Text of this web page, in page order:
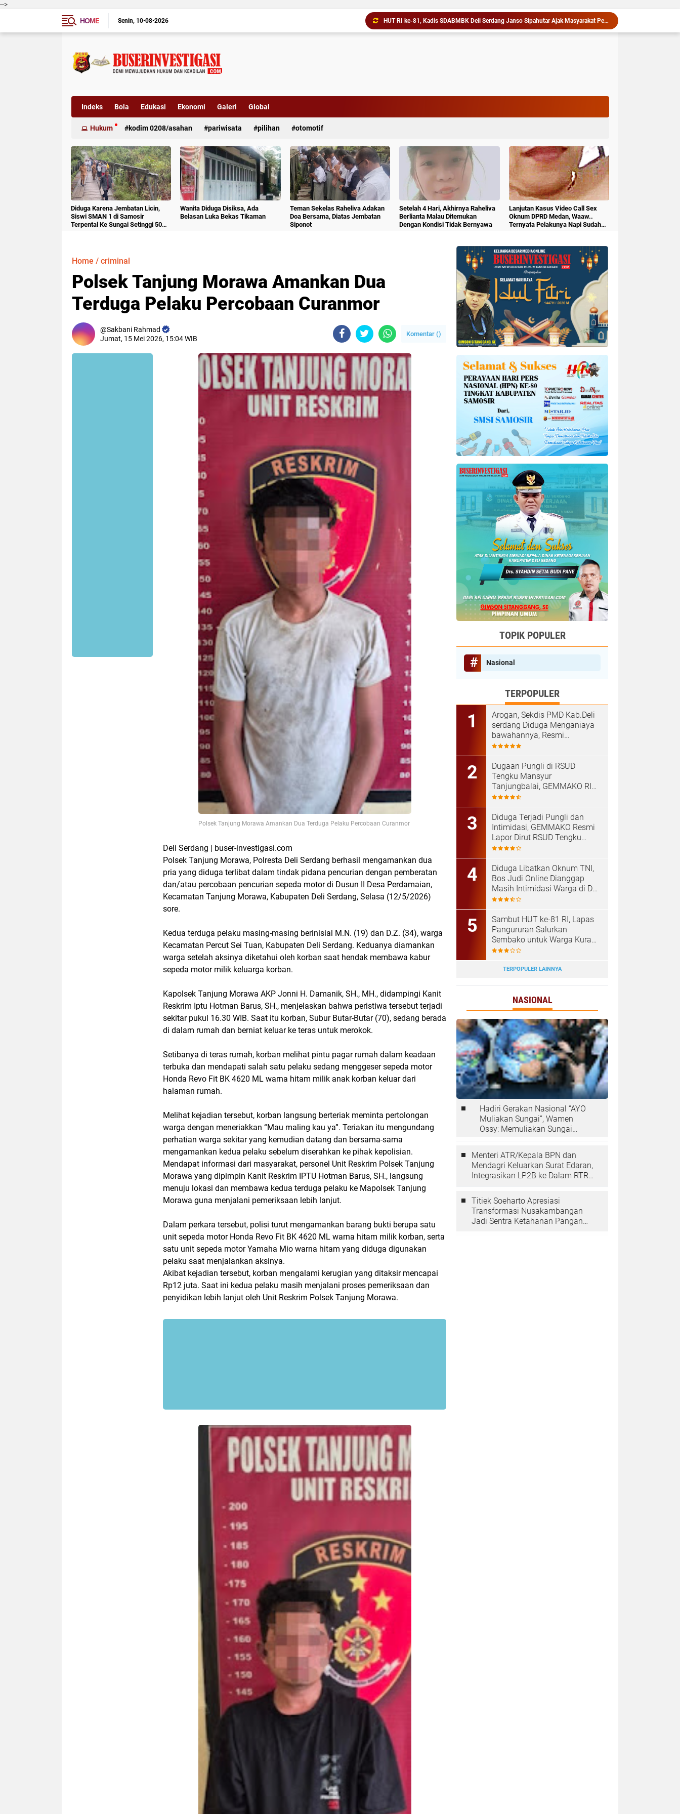
-->
HOME
Senin 10•08•2026
Bobby Nasution Siapkan Beasiswa Perkuat SDM Kesehatan Kepulauan Nias
Sambut HUT ke-81 RI, Sat polairud Polres Langkat Bagikan Bendera Merah Putih kepada Nelayan
Polsek Beringin Amankan 3 Orang Remaja Diduga Kawanan Geng Motor Bersenjata
Indeks Bola Edukasi Ekonomi Galeri Global
Hukum kodim 0208/asahan pariwisata pilihan otomotif
Diduga Karena Jembatan Licin,
Siswi SMAN 1 di Samosir
Terpental Ke Sungai Setinggi 50
Wanita Diduga Disiksa, Ada
Belasan Luka Bekas Tikaman
Teman Sekelas Raheliva Adakan
Doa Bersama, Diatas Jembatan
Siponot
Setelah 4 Hari, Akhirnya Raheliva
Berlianta Malau Ditemukan
Dengan Kondisi Tidak Bernyawa
Lanjutan Kasus Video Call Sex
Oknum DPRD Medan, Waaw..
Ternyata Pelakunya Napi Sudah
Home / criminal
Polsek Tanjung Morawa Amankan Dua
Terduga Pelaku Percobaan Curanmor
Sakbani Rahmad
Jumat, 15 Mei 2026, 15:04 WIB
Komentar ()
Polsek Tanjung Morawa Amankan Dua Terduga Pelaku Percobaan Curanmor
Deli Serdang | buser-investigasi.com
Polsek Tanjung Morawa, Polresta Deli Serdang berhasil mengamankan dua
pria yang diduga terlibat dalam tindak pidana pencurian dengan pemberatan
dan/atau percobaan pencurian sepeda motor di Dusun II Desa Perdamaian,
Kecamatan Tanjung Morawa, Kabupaten Deli Serdang, Selasa (12/5/2026)
sore.
Kedua terduga pelaku masing-masing berinisial M.N. (19) dan D.Z. (34), warga
Kecamatan Percut Sei Tuan, Kabupaten Deli Serdang. Keduanya diamankan
warga setelah aksinya diketahui oleh korban saat hendak membawa kabur
sepeda motor milik keluarga korban.
Kapolsek Tanjung Morawa AKP Jonni H. Damanik, SH., MH., didampingi Kanit
Reskrim Iptu Hotman Barus, SH., menjelaskan bahwa peristiwa tersebut terjadi
sekitar pukul 16.30 WIB. Saat itu korban, Subur Butar-Butar (70), sedang berada
di dalam rumah dan berniat keluar ke teras untuk merokok.
Setibanya di teras rumah, korban melihat pintu pagar rumah dalam keadaan
terbuka dan mendapati salah satu pelaku sedang menggeser sepeda motor
Honda Revo Fit BK 4620 ML warna hitam milik anak korban keluar dari
halaman rumah.
Melihat kejadian tersebut, korban langsung berteriak meminta pertolongan
warga dengan meneriakkan “Mau maling kau ya”. Teriakan itu mengundang
perhatian warga sekitar yang kemudian datang dan bersama-sama
mengamankan kedua pelaku sebelum diserahkan ke pihak kepolisian.
Mendapat informasi dari masyarakat, personel Unit Reskrim Polsek Tanjung
Morawa yang dipimpin Kanit Reskrim IPTU Hotman Barus, SH., langsung
menuju lokasi dan membawa kedua terduga pelaku ke Mapolsek Tanjung
Morawa guna menjalani pemeriksaan lebih lanjut.
Dalam perkara tersebut, polisi turut mengamankan barang bukti berupa satu
unit sepeda motor Honda Revo Fit BK 4620 ML warna hitam milik korban, serta
satu unit sepeda motor Yamaha Mio warna hitam yang diduga digunakan
pelaku saat menjalankan aksinya.
Akibat kejadian tersebut, korban mengalami kerugian yang ditaksir mencapai
Rp12 juta. Saat ini kedua pelaku masih menjalani proses pemeriksaan dan
penyidikan lebih lanjut oleh Unit Reskrim Polsek Tanjung Morawa.
TOPIK POPULER
Nasional
TERPOPULER
‎Arogan, Sekdis PMD Kab.Deli
serdang Diduga Menganiaya
bawahannya, Resmi
Dilaporkan ke Poldasu
Dugaan Pungli di RSUD
Tengku Mansyur
Tanjungbalai, GEMMAKO RI
Minta Penegak Hukum Usut
Diduga Terjadi Pungli dan
Intimidasi, GEMMAKO Resmi
Lapor Dirut RSUD Tengku
Mansyur ke Kejaksaan
Diduga Libatkan Oknum TNI,
Bos Judi Online Dianggap
Masih Intimidasi Warga di Deli
Serdang
Sambut HUT ke-81 RI, Lapas
Pangururan Salurkan
Sembako untuk Warga Kurang
Mampu di Ronggurnihuta
TERPOPULER LAINNYA
NASIONAL
Hadiri Gerakan Nasional “AYO
Muliakan Sungai”, Wamen
Ossy: Memuliakan Sungai
Menteri ATR/Kepala BPN dan
Mendagri Keluarkan Surat Edaran,
Integrasikan LP2B ke Dalam RTRW
Titiek Soeharto Apresiasi
Transformasi Nusakambangan
Jadi Sentra Ketahanan Pangan